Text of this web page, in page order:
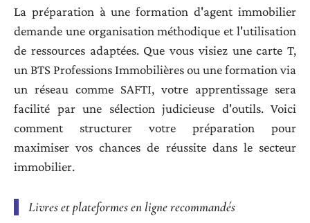
La préparation à une formation d'agent immobilier
demande une organisation méthodique et l'utilisation
de ressources adaptées. Que vous visiez une carte T,
un BTS Professions Immobilières ou une formation via
un réseau comme SAFTI, votre apprentissage sera
facilité par une sélection judicieuse d'outils. Voici
comment structurer votre préparation pour
maximiser vos chances de réussite dans le secteur
immobilier.
Livres et plateformes en ligne recommandés